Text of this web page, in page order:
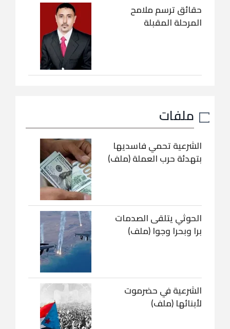
حقائق ترسم ملامح
المرحلة المقبلة
ملفات
الشرعية تحمي فاسديها
بتهدئة حرب العملة (ملف)
الحوثي يتلقى الصدمات
برا وبحرا وجوا (ملف)
الشرعية في حضرموت
لأبنائها (ملف)